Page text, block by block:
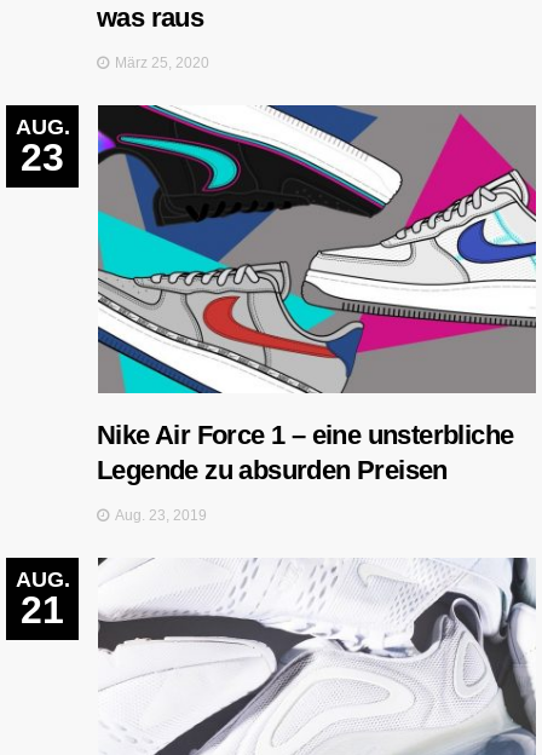
was raus
März 25, 2020
AUG.
23
Nike Air Force 1 – eine unsterbliche
Legende zu absurden Preisen
Aug. 23, 2019
AUG.
21